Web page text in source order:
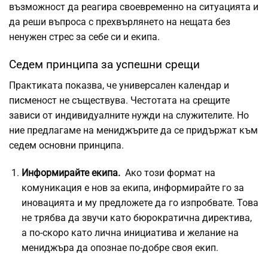
възможност да реагира своевременно на ситуацията и
да реши въпроса с прехвърлянето на нещата без
ненужен стрес за себе си и екипа.
Седем принципа за успешни срещи
Практиката показва, че универсален календар и
писменост не съществува. Честотата на срещите
зависи от индивидуалните нужди на служителите. Но
ние предлагаме на мениджърите да се придържат към
седем основни принципа.
Информирайте екипа. Ако този формат на
комуникация е нов за екипа, информирайте го за
иновацията и му предложете да го изпробвате. Това
не трябва да звучи като бюрократична директива,
а по-скоро като лична инициатива и желание на
мениджъра да опознае по-добре своя екип.